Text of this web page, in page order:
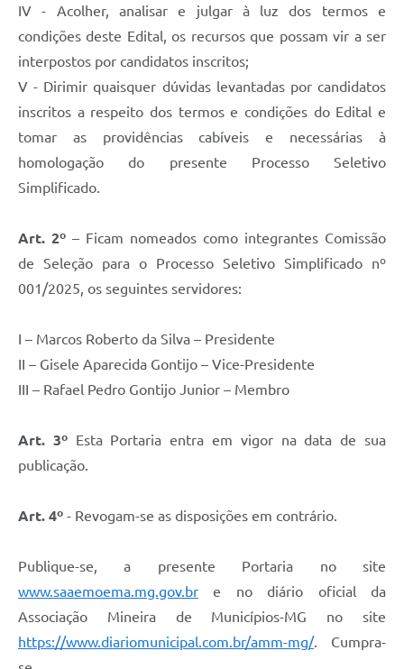
IV - Acolher, analisar e julgar à luz dos termos e
condições deste Edital, os recursos que possam vir a ser
interpostos por candidatos inscritos;
V - Dirimir quaisquer dúvidas levantadas por candidatos
inscritos a respeito dos termos e condições do Edital e
tomar as providências cabíveis e necessárias à
homologação do presente Processo Seletivo
Simplificado.
Art. 2º – Ficam nomeados como integrantes Comissão
de Seleção para o Processo Seletivo Simplificado nº
001/2025, os seguintes servidores:
I – Marcos Roberto da Silva – Presidente
II – Gisele Aparecida Gontijo – Vice-Presidente
III – Rafael Pedro Gontijo Junior – Membro
Art. 3ºEsta Portaria entra em vigor na data de sua
publicação.
Art. 4º - Revogam-se as disposições em contrário.
Publique-se, a presente Portaria no site
www.saaemoema.mg.gov.br e no diário oficial da
Associação Mineira de Municípios-MG no site
https://www.diariomunicipal.com.br/amm-mg/. Cumpra-